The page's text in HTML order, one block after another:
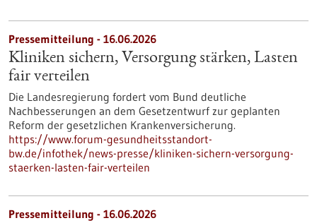
Pressemitteilung - 16.06.2026
Kliniken sichern, Versorgung stärken, Lasten
fair verteilen
Die Landesregierung fordert vom Bund deutliche
Nachbesserungen an dem Gesetzentwurf zur geplanten
Reform der gesetzlichen Krankenversicherung.
https://www.forum-gesundheitsstandort-
bw.de/infothek/news-presse/kliniken-sichern-versorgung-
staerken-lasten-fair-verteilen
Pressemitteilung - 16.06.2026